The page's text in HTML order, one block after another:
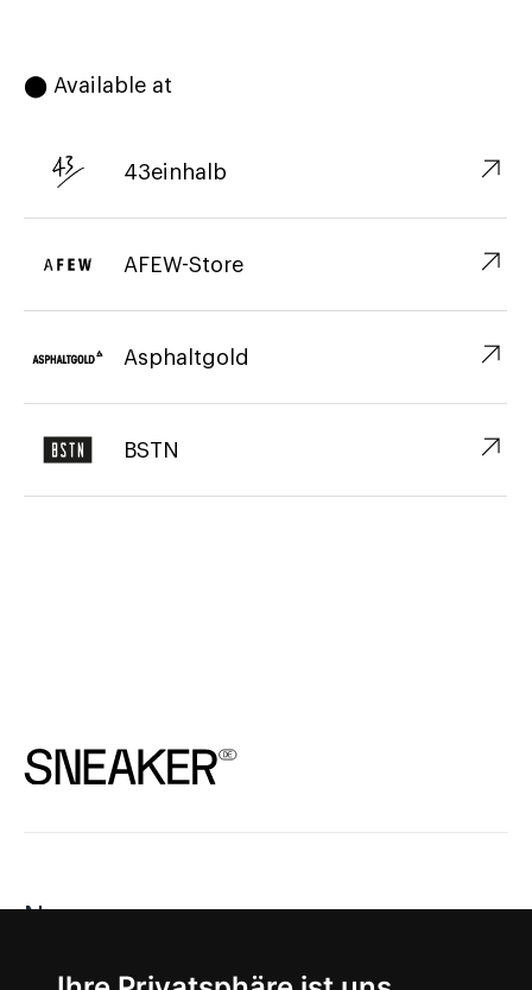
⬤ Available at
43einhalb ↗︎
AFEW-Store ↗︎
Asphaltgold ↗︎
BSTN ↗︎
News
About